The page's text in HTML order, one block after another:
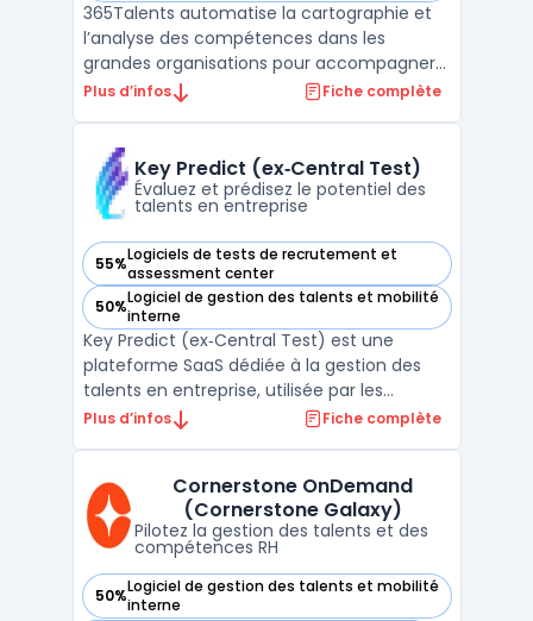
365Talents automatise la cartographie et
l’analyse des compétences dans les
grandes organisations pour accompagner
les équipes RH dans la gestion des talents
des systèmes variés pour recenser les
compétences des c ...
Plus d’infos Fiche complète
Key Predict (ex‑Central Test)
Évaluez et prédisez le potentiel des
talents en entreprise
55%Logiciels de tests de recrutement et
assessment center
— voir Key Predict (ex‑Central Test) dans cette catégorie
50%Logiciel de gestion des talents et mobilité
interne
— voir Key Predict (ex‑Central Test) dans cette catégorie
Key Predict (ex‑Central Test) est une
plateforme SaaS dédiée à la gestion des
talents en entreprise, utilisée par les
professionnels des ressources humaines et
développement. Grâce à l’association d’un
modèle prédictif personnalisable fondé s ...
Plus d’infos Fiche complète
Cornerstone OnDemand
(Cornerstone Galaxy)
Pilotez la gestion des talents et des
compétences RH
50%Logiciel de gestion des talents et mobilité
interne
— voir Cornerstone OnDemand (Cornerstone Galaxy)